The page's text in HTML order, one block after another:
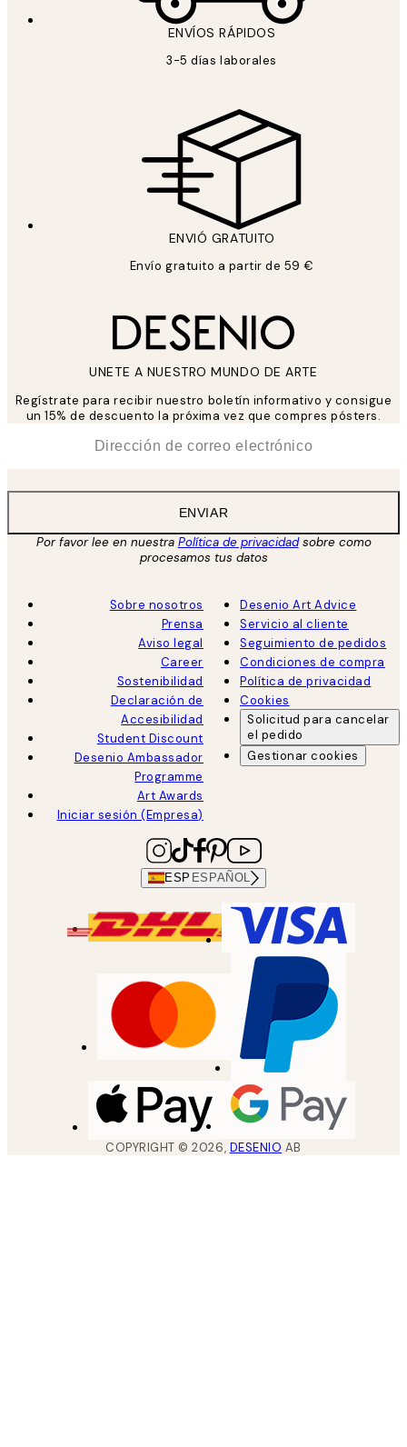
ENVÍOS RÁPIDOS
3-5 días laborales
ENVIÓ GRATUITO
Envío gratuito a partir de 59 €
UNETE A NUESTRO MUNDO DE ARTE
Regístrate para recibir nuestro boletín informativo y consigue
un 15% de descuento la próxima vez que compres pósters.
ENVIAR
Por favor lee en nuestra Política de privacidadsobre como
procesamos tus datos
Sobre nosotros
Prensa
Aviso legal
Career
Sostenibilidad
Declaración de
Accesibilidad
Student Discount
Desenio Ambassador
Programme
Art Awards
Iniciar sesión (Empresa)
Desenio Art Advice
Servicio al cliente
Seguimiento de pedidos
Condiciones de compra
Política de privacidad
Cookies
Solicitud para cancelar
el pedido
Gestionar cookies
ESP ESPAÑOL
COPYRIGHT ©2026, DESENIO AB